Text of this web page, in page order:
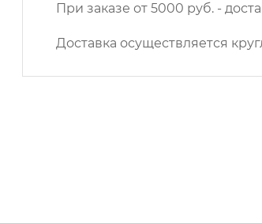
При заказе от 5000 руб. -
Доставка осуществляется